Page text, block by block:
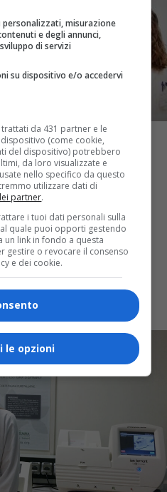
il laboratorio
compie 10
c’è Maria Scatolini.
personalizzati, misurazione
e degli annunci,
di servizi
su dispositivo e/o accedervi
da 431 partner e le
(come cookie,
del dispositivo) potrebbero
da loro visualizzate e
nello specifico da questo
utilizzare dati di
partner.
i tuoi dati personali sulla
quale puoi opporti gestendo
un link in fondo a questa
gestire o revocare il consenso
e dei cookie.
le opzioni